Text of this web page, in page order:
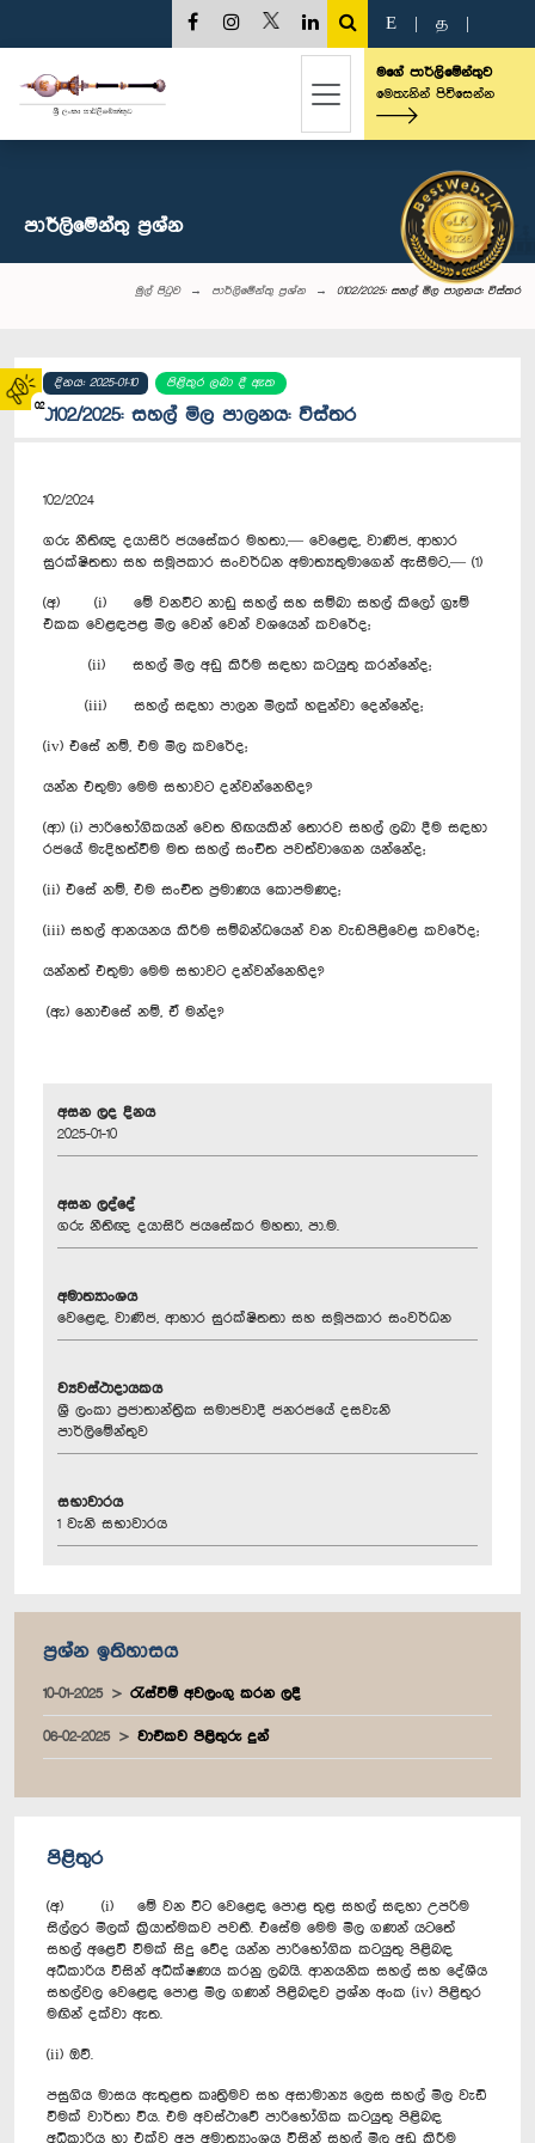
02
E த
මගේ පාර්ලිමේන්තුව
මෙතැනින් පිවිසෙන්න
පාර්ලි‌මේන්තු‌ ප්‍රශ්න
මුල් පිටුව පාර්ලි‌මේන්තු‌ ප්‍රශ්න 0102/2025: සහල් මිල‍ පාලනය: විස්තර
දිනය: 2025-01-10 පිළිතුර ලබා දී ඇත
0102/2025: සහල් මිල‍ පාලනය: විස්තර
102/2024
ගරු නීතිඥ දයාසිරි ජයසේකර මහතා,— වෙළෙඳ, වාණිජ, ආහාර
සුරක්ෂිතතා සහ සමූපකාර සංවර්ධන අමාත්‍යතුමාගෙන් ඇසීමට,— (1)
(අ) (i) මේ වනවිට නාඩු සහල් සහ සම්බා සහල් කිලෝ ග්‍රෑම්
එකක වෙළඳපළ මිල වෙන් වෙන් වශයෙන් කවරේද;
(ii) සහල් මිල අඩු කිරීම සඳහා කටයුතු කරන්නේද;
(iii) සහල් සඳහා පාලන මිලක් හඳුන්වා දෙන්නේද;
(iv) එසේ නම්, එම මිල කවරේද;
යන්න එතුමා මෙම සභාවට දන්වන්නෙහිද?
(ආ) (i) පාරිභෝගිකයන් වෙත හිඟයකින් තොරව සහල් ලබා දීම සඳහා
රජයේ මැදිහත්වීම මත සහල් සංචිත පවත්වාගෙන යන්නේද;
(ii) එසේ නම්, එම සංචිත ප්‍රමාණය කොපමණද;
(iii) සහල් ආනයනය කිරීම සම්බන්ධයෙන් වන වැඩපිළිවෙළ කවරේද;
යන්නත් එතුමා මෙම සභාවට දන්වන්නෙහිද?
(ඇ) නොඑසේ නම්, ඒ මන්ද?
අසන ලද දිනය
2025-01-10
අසන ලද්දේ
ගරු නීතිඥ දයාසිරි ජයසේකර මහතා, පා.ම.
අමාත්‍යාංශය
වෙළෙඳ, වාණිජ, ආහාර සුරක්ෂිතතා සහ සමූපකාර සංවර්ධන
ව්‍යවස්ථාදායකය
ශ්‍රී ලංකා ප්‍රජාතාන්ත්‍රික සමාජවාදී ජනරජයේ දසවැනි
පාර්ලිමේන්තුව
සභාවාරය
1 වැනි සභාවාරය
ප්‍රශ්න ඉතිහාසය
10-01-2025 රැස්වීම් අවලංගු කරන ලදී
06-02-2025 වාචිකව පිළිතුරු දුන්
පිළිතුර
(අ) (i) මේ වන විට වෙළෙඳ පොළ තුළ සහල් සඳහා උපරිම
සිල්ලර මිලක් ක්‍රියාත්මකව පවතී. එසේම මෙම මිල ගණන් යටතේ
සහල් අළෙවි වීමක් සිදු වේද යන්න පාරිභෝගික කටයුතු පිළිබඳ
අධිකාරිය විසින් අධීක්ෂණය කරනු ලබයි. ආනයනික සහල් සහ දේශීය
සහල්වල වෙළෙඳ පොළ මිල ගණන් පිළිබඳව ප්‍රශ්න අංක (iv) පිළිතුර
මඟින් දක්වා ඇත.
(ii) ඔව්.
පසුගිය මාසය ඇතුළත කෘත්‍රිමව සහ අසාමාන්‍ය ලෙස සහල් මිල වැඩි
වීමක් වාර්තා විය. එම අවස්ථාවේ පාරිභෝගික කටයුතු පිළිබඳ
අධිකාරිය හා එක්ව අප අමාත්‍යාංශය විසින් සහල් මිල අඩු කිරීම